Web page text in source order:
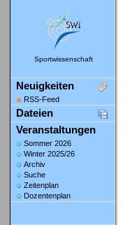
Sportwissenschaft
Neuigkeiten
RSS-Feed
Dateien
Veranstaltungen
Sommer 2026
Winter 2025/26
Archiv
Suche
Zeitenplan
Dozentenplan